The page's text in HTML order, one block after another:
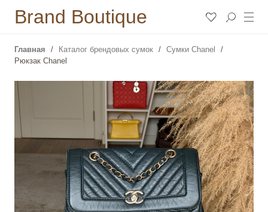
Brand Boutique
Главная Каталог брендовых сумок
Сумки Chanel
Рюкзак Chanel